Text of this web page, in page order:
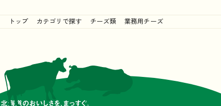
トップ カテゴリで探す チーズ類 業務用チーズ